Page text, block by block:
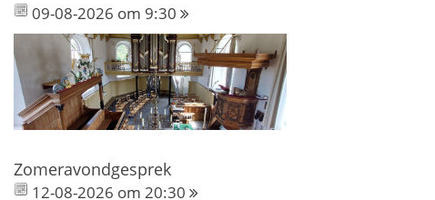
09-08-2026 om 9:30
Zomeravondgesprek
12-08-2026 om 20:30